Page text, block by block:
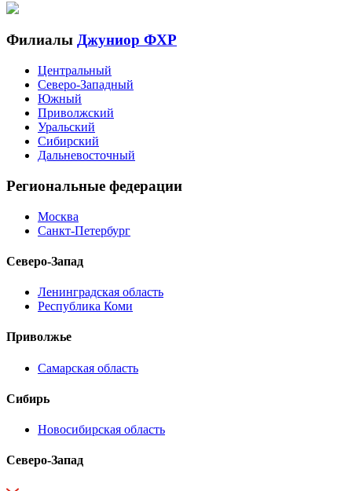
Филиалы Джуниор ФХР
Центральный
Северо-Западный
Южный
Приволжский
Уральский
Сибирский
Дальневосточный
Региональные федерации
Москва
Санкт-Петербург
Северо-Запад
Ленинградская область
Республика Коми
Приволжье
Самарская область
Сибирь
Новосибирская область
Северо-Запад